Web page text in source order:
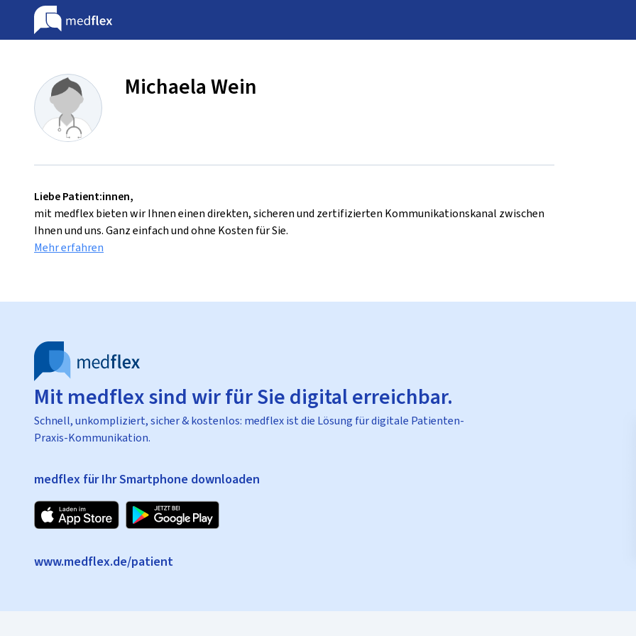
Michaela Wein
Liebe Patient:innen,
mit medflex bieten wir Ihnen einen direkten, sicheren und zertifizierten Kommunikationskanal zwischen
Ihnen und uns. Ganz einfach und ohne Kosten für Sie.
Mehr erfahren
Mit medflex sind wir für Sie digital erreichbar.
Schnell, unkompliziert, sicher & kostenlos: medflex ist die Lösung für digitale Patienten-
Praxis-Kommunikation.
medflex für Ihr Smartphone downloaden
www.medflex.de/patient